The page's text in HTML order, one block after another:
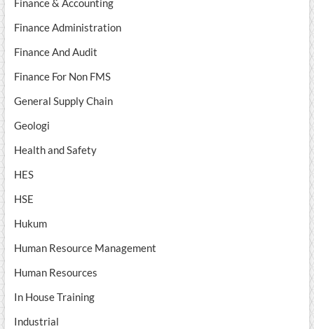
Finance & Accounting
Finance Administration
Finance And Audit
Finance For Non FMS
General Supply Chain
Geologi
Health and Safety
HES
HSE
Hukum
Human Resource Management
Human Resources
In House Training
Industrial